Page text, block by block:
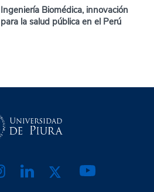
Ingeniería Biomédica, innovación
para la salud pública en el Perú